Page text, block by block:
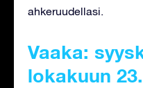
ahkeruudellasi.
Vaaka:
lokakuun 23.